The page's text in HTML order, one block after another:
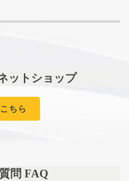
ットショップ
ちら
問 FAQ